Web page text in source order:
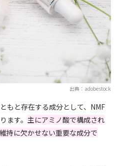
出典：adobestock
もと存在する成分として、NMF
ます。主にアミノ酸で構成され
持に欠かせない重要な成分で